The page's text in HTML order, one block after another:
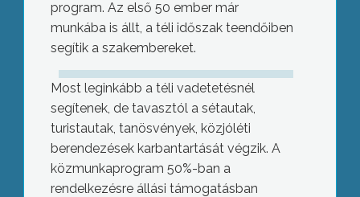
program. Az első 50 ember már
munkába is állt, a téli időszak teendőiben
segítik a szakembereket.
Most leginkább a téli vadetetésnél
segítenek, de tavasztól a sétautak,
turistautak, tanösvények, közjóléti
berendezések karbantartását végzik. A
közmunkaprogram 50%-ban a
rendelkezésre állási támogatásban